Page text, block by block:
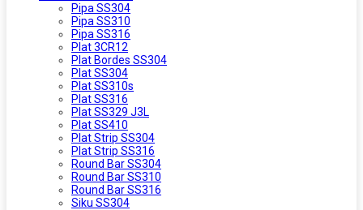
Pipa SS304
Pipa SS310
Pipa SS316
Plat 3CR12
Plat Bordes SS304
Plat SS304
Plat SS310s
Plat SS316
Plat SS329 J3L
Plat SS410
Plat Strip SS304
Plat Strip SS316
Round Bar SS304
Round Bar SS310
Round Bar SS316
Siku SS304